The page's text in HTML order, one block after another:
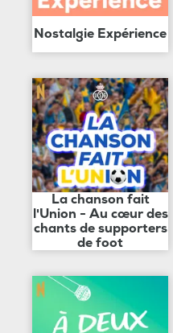
Nostalgie Expérience
La chanson fait
l'Union - Au cœur des
chants de supporters
de foot